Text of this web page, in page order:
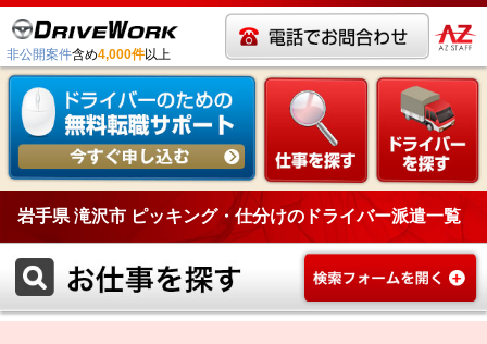
非公開案件含め4,000件以上
岩手県 滝沢市 ピッキング・仕分けのドライバー派遣一覧